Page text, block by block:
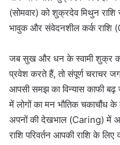
(सोमवार) को शुक्रदेव मिथुन
भावुक और संवेदनशील कर्क राशि
जब सुख और धन के स्वामी शुक्र
प्रवेश करते हैं, तो संपूर्ण चराचर
आपसी समझ का विन्यास काफी बढ़
में लोगों का मन भौतिक चकाचौंध के
अपनों की देखभाल (Caring) में
राशि परिवर्तन आपकी राशि के